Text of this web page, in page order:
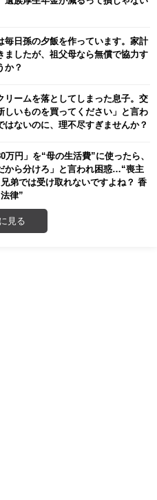
毎日孫の夕飯を作っています。家計
ましたが、祖父母なら無償で協力す
か？
リームを落としてしまった息子。交
しいものを買ってください」と言わ
はないのに、理不尽すぎませんか？
万円」を“母の生活費”に使ったら、
から分けろ」と言われ困惑…“喪主
弟では受け取れないですよね？ 香
律”
見る